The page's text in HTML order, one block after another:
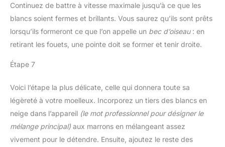
Continuez de battre à vitesse maximale jusqu’à ce que les
blancs soient fermes et brillants. Vous saurez qu’ils sont prêts
lorsqu’ils formeront ce que l’on appelle un bec d’oiseau: en
retirant les fouets, une pointe doit se former et tenir droite.
Étape 7
Voici l’étape la plus délicate, celle qui donnera toute sa
légèreté à votre moelleux. Incorporez un tiers des blancs en
neige dans l’appareil (le mot professionnel pour désigner le
mélange principal) aux marrons en mélangeant assez
vivement pour le détendre. Ensuite, ajoutez le reste des